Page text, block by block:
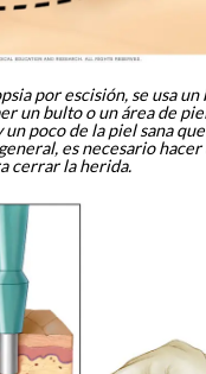
por escisión, se usa
un bulto o un área de
poco de la piel sana
es necesario hacer
cerrar la herida.